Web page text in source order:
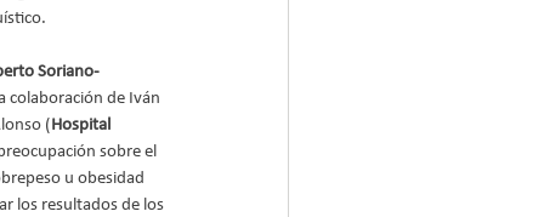
Soriano-
colaboración de Iván
(Hospital
sobre el
u obesidad
los resultados de los